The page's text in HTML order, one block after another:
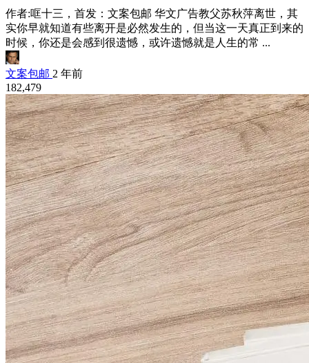
作者:哐十三，首发：文案包邮 华文广告教父苏秋萍离世，其
实你早就知道有些离开是必然发生的，但当这一天真正到来的
时候，你还是会感到很遗憾，或许遗憾就是人生的常 ...
文案包邮 2 年前
182,479